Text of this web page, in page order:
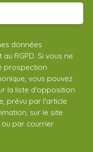
données
RGPD. Si vous ne
prospection
vous pouvez
la liste d'opposition
prévu par l'article
sur le site
par courrier